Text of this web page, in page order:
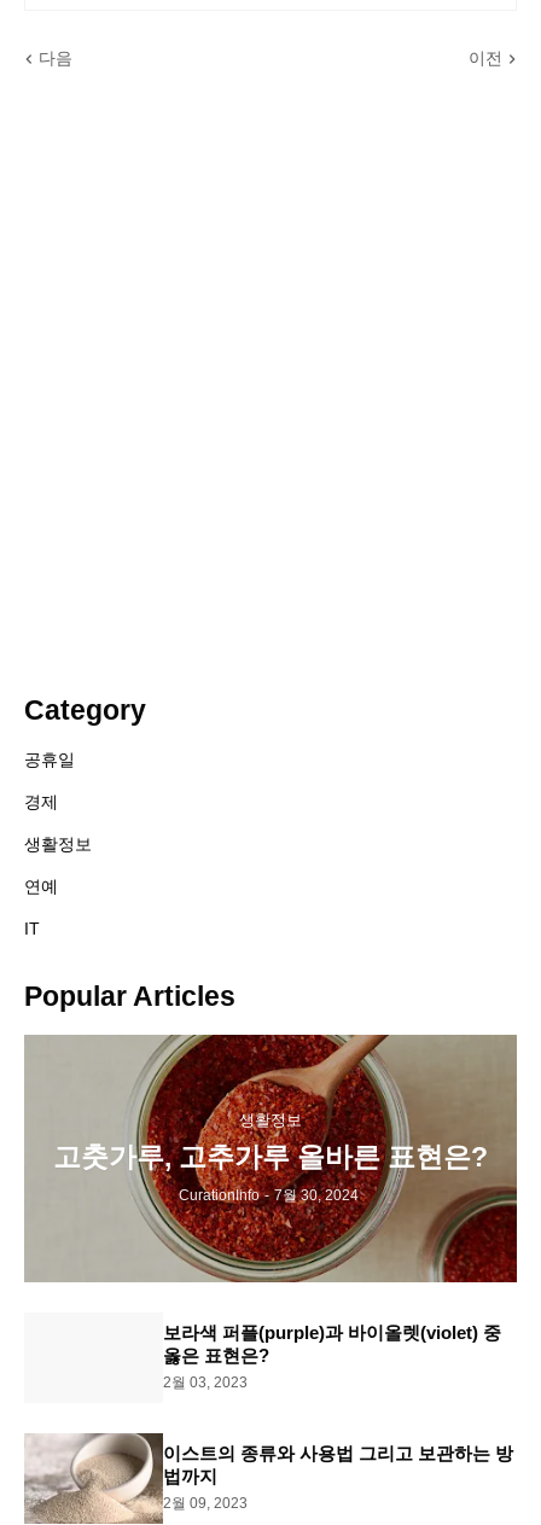
다음 이전
Category
공휴일
경제
생활정보
연예
IT
Popular Articles
생활정보
고춧가루, 고추가루 올바른 표현은?
CurationInfo - 7월 30, 2024
보라색 퍼플(purple)과 바이올렛(violet) 중
옳은 표현은?
2월 03, 2023
이스트의 종류와 사용법 그리고 보관하는 방
법까지
2월 09, 2023